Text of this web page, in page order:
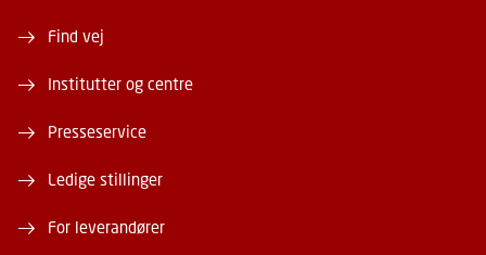
Find vej
Institutter og centre
Presseservice
Ledige stillinger
For leverandører